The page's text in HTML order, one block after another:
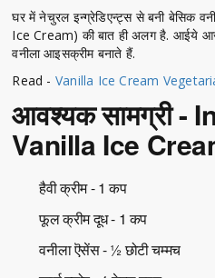
घर में नेचुरल इन्ग्रेडिएन्ट्स से बनी बेसिक
Ice Cream) की बात ही अलग है. आईये
वनीला आइसक्रीम बनाते हैं.
Read - Vanilla Ice Cream
आवश्यक सामग्री -
Vanilla Ice
हैवी क्रीम - 1 कप
फूल क्रीम दूध - 1 कप
वनीला ऎसेंस - ½ छोटी चम्मच